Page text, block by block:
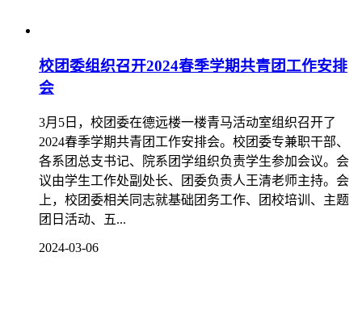
校团委组织召开2024春季学期共青团工作安排
会
3月5日，校团委在德远楼一楼青马活动室组织召开了
2024春季学期共青团工作安排会。校团委专兼职干部、
各系团总支书记、院系团学组织负责学生参加会议。会
议由学生工作处副处长、团委负责人王清老师主持。会
上，校团委相关同志就基础团务工作、团校培训、主题
团日活动、五...
2024-03-06